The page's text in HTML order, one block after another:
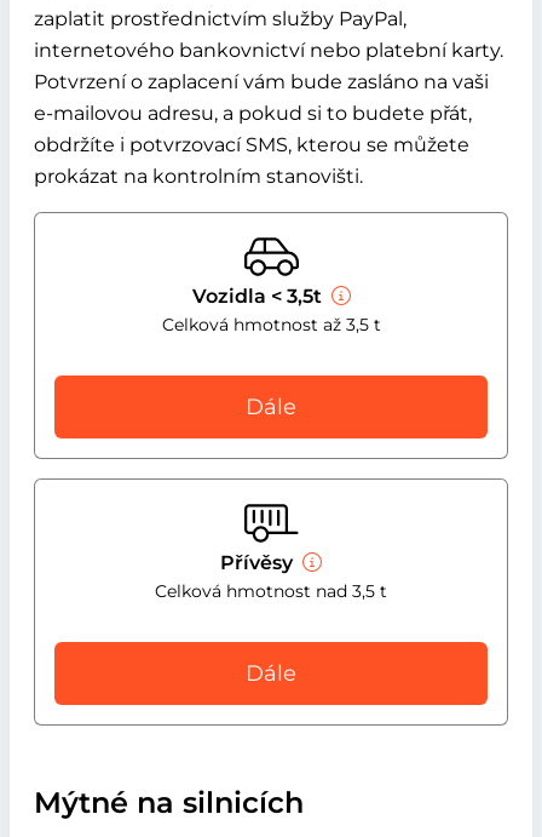
zaplatit prostřednictvím služby PayPal,
internetového bankovnictví nebo platební karty.
Potvrzení o zaplacení vám bude zasláno na vaši
e-mailovou adresu, a pokud si to budete přát,
obdržíte i potvrzovací SMS, kterou se můžete
prokázat na kontrolním stanovišti.
Vozidla < 3,5t
Celková hmotnost až 3,5 t
Dále
Přívěsy
Celková hmotnost nad 3,5 t
Dále
Mýtné na silnicích